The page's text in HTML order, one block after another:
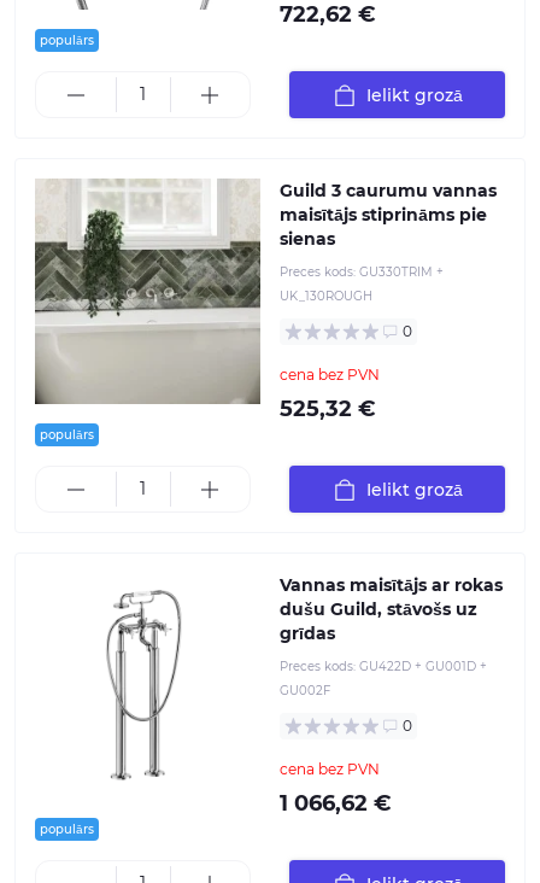
populārs
722,62 €
Ielikt grozā
populārs
Guild 3 caurumu vannas
maisītājs stiprināms pie
sienas
Preces kods: GU330TRIM +
UK_130ROUGH
0
cena bez PVN
525,32 €
Ielikt grozā
populārs
Vannas maisītājs ar rokas
dušu Guild, stāvošs uz
grīdas
Preces kods: GU422D + GU001D +
GU002F
0
cena bez PVN
1 066,62 €